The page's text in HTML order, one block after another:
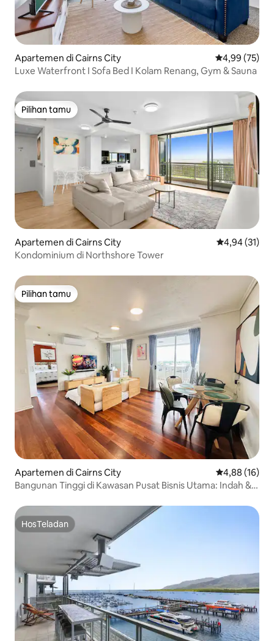
Apartemen di Cairns City Nilai rata-rata
4,99 (75)
Luxe Waterfront I Sofa Bed I Kolam Renang, Gym & Sauna
Pilihan tamu
Pilihan tamu
Apartemen di Cairns City Nilai rata-rata
4,94 (31)
Kondominium di Northshore Tower
Pilihan tamu
Pilihan tamu
Apartemen di Cairns City Nilai rata-rata
4,88 (16)
Bangunan Tinggi di Kawasan Pusat Bisnis Utama: Indah &
HosTeladan
HosTeladan